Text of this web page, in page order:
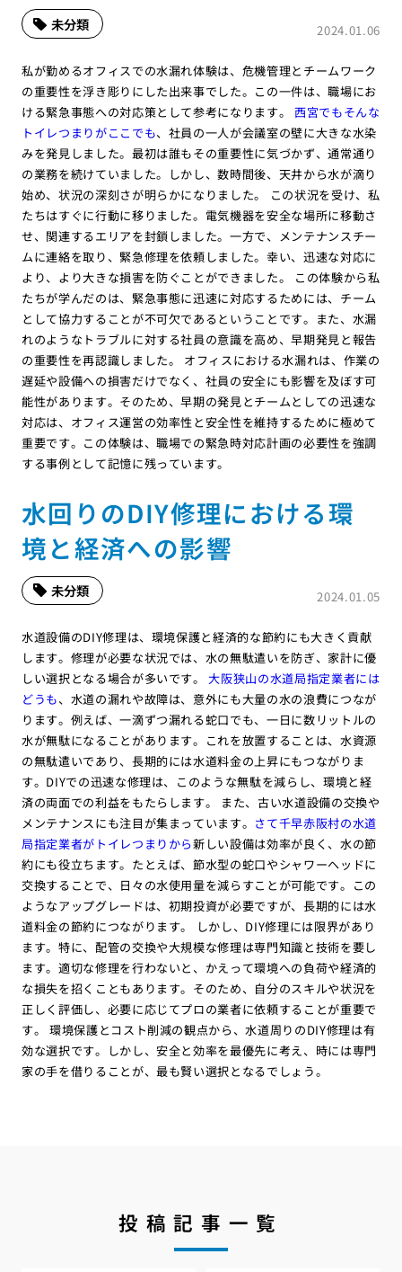
2024.01.06
未分類
私が勤めるオフィスでの水漏れ体験は、危機管理とチームワーク
の重要性を浮き彫りにした出来事でした。この一件は、職場にお
ける緊急事態への対応策として参考になります。西宮でもそんな
トイレつまりがここでも、社員の一人が会議室の壁に大きな水染
みを発見しました。最初は誰もその重要性に気づかず、通常通り
の業務を続けていました。しかし、数時間後、天井から水が滴り
始め、状況の深刻さが明らかになりました。 この状況を受け、私
たちはすぐに行動に移りました。電気機器を安全な場所に移動さ
せ、関連するエリアを封鎖しました。一方で、メンテナンスチー
ムに連絡を取り、緊急修理を依頼しました。幸い、迅速な対応に
より、より大きな損害を防ぐことができました。 この体験から私
たちが学んだのは、緊急事態に迅速に対応するためには、チーム
として協力することが不可欠であるということです。また、水漏
れのようなトラブルに対する社員の意識を高め、早期発見と報告
の重要性を再認識しました。 オフィスにおける水漏れは、作業の
遅延や設備への損害だけでなく、社員の安全にも影響を及ぼす可
能性があります。そのため、早期の発見とチームとしての迅速な
対応は、オフィス運営の効率性と安全性を維持するために極めて
重要です。この体験は、職場での緊急時対応計画の必要性を強調
する事例として記憶に残っています。
水回りのDIY修理における環
境と経済への影響
2024.01.05
未分類
水道設備のDIY修理は、環境保護と経済的な節約にも大きく貢献
します。修理が必要な状況では、水の無駄遣いを防ぎ、家計に優
しい選択となる場合が多いです。大阪狭山の水道局指定業者には
どうも、水道の漏れや故障は、意外にも大量の水の浪費につなが
ります。例えば、一滴ずつ漏れる蛇口でも、一日に数リットルの
水が無駄になることがあります。これを放置することは、水資源
の無駄遣いであり、長期的には水道料金の上昇にもつながりま
す。DIYでの迅速な修理は、このような無駄を減らし、環境と経
済の両面での利益をもたらします。 また、古い水道設備の交換や
メンテナンスにも注目が集まっています。 さて千早赤阪村の水道
局指定業者がトイレつまりから新しい設備は効率が良く、水の節
約にも役立ちます。たとえば、節水型の蛇口やシャワーヘッドに
交換することで、日々の水使用量を減らすことが可能です。この
ようなアップグレードは、初期投資が必要ですが、長期的には水
道料金の節約につながります。 しかし、DIY修理には限界があり
ます。特に、配管の交換や大規模な修理は専門知識と技術を要し
ます。適切な修理を行わないと、かえって環境への負荷や経済的
な損失を招くこともあります。そのため、自分のスキルや状況を
正しく評価し、必要に応じてプロの業者に依頼することが重要で
す。 環境保護とコスト削減の観点から、水道周りのDIY修理は有
効な選択です。しかし、安全と効率を最優先に考え、時には専門
家の手を借りることが、最も賢い選択となるでしょう。
投稿記事一覧